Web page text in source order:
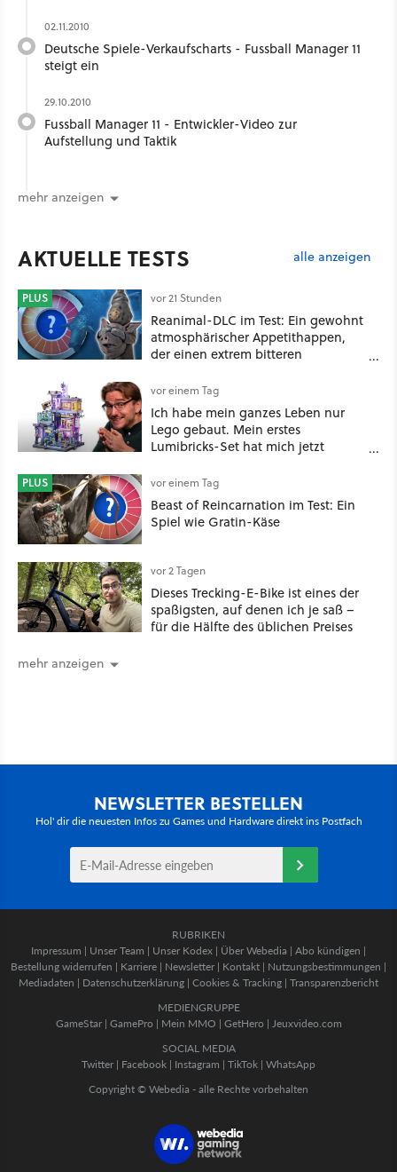
02.11.2010
Deutsche Spiele-Verkaufscharts - Fussball Manager 11
steigt ein
29.10.2010
Fussball Manager 11 - Entwickler-Video zur
Aufstellung und Taktik
mehr anzeigen
AKTUELLE TESTS alle anzeigen
PLUS vor 21 Stunden
Reanimal-DLC im Test: Ein gewohnt
atmosphärischer Appetithappen,
der einen extrem bitteren
vor einem Tag
Ich habe mein ganzes Leben nur
Lego gebaut. Mein erstes
Lumibricks-Set hat mich jetzt
Stack im Test
PLUS vor einem Tag
Beast of Reincarnation im Test: Ein
Spiel wie Gratin-Käse
vor 2 Tagen
Dieses Trecking-E-Bike ist eines der
spaßigsten, auf denen ich je saß –
für die Hälfte des üblichen Preises
mehr anzeigen
NEWSLETTER BESTELLEN
Hol' dir die neuesten Infos zu Games und Hardware direkt ins Postfach
RUBRIKEN
Impressum | Unser Team | Unser Kodex | Über Webedia | Abo kündigen |
Bestellung widerrufen | Karriere | Newsletter | Kontakt | Nutzungsbestimmungen |
Mediadaten | Datenschutzerklärung | Cookies & Tracking | Transparenzbericht
MEDIENGRUPPE
GameStar| GamePro | Mein MMO | GetHero | Jeuxvideo.com
SOCIAL MEDIA
Twitter | Facebook | Instagram | TikTok | WhatsApp
Copyright © Webedia - alle Rechte vorbehalten